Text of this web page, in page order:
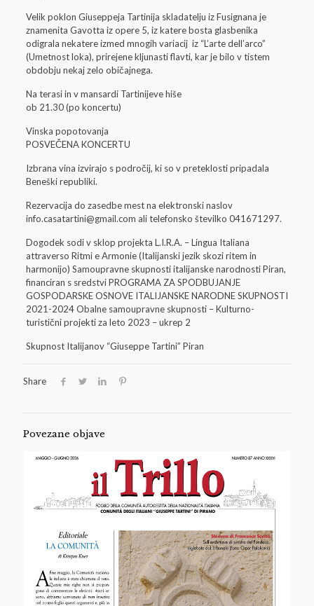
Velik poklon Giuseppeja Tartinija skladatelju iz Fusignana je
znamenita Gavotta iz opere 5, iz katere bosta glasbenika
odigrala nekatere izmed mnogih variacij iz “L’arte dell’arco”
(Umetnost loka), prirejene kljunasti flavti, kar je bilo v tistem
obdobju nekaj zelo običajnega.
Na terasi in v mansardi Tartinijeve hiše
ob 21.30 (po koncertu)
Vinska popotovanja
POSVEČENA KONCERTU
Izbrana vina izvirajo s področij, ki so v preteklosti pripadala
Beneški republiki.
Rezervacija do zasedbe mest na elektronski naslov
info.casatartini@gmail.com ali telefonsko številko 041671297.
Dogodek sodi v sklop projekta L.I.R.A. – Lingua Italiana
attraverso Ritmi e Armonie (Italijanski jezik skozi ritem in
harmonijo) Samoupravne skupnosti italijanske narodnosti Piran,
financiran s sredstvi PROGRAMA ZA SPODBUJANJE
GOSPODARSKE OSNOVE ITALIJANSKE NARODNE SKUPNOSTI
2021-2024 Obalne samoupravne skupnosti – Kulturno-
turistični projekti za leto 2023 – ukrep 2
Skupnost Italijanov “Giuseppe Tartini” Piran
Share
Povezane objave